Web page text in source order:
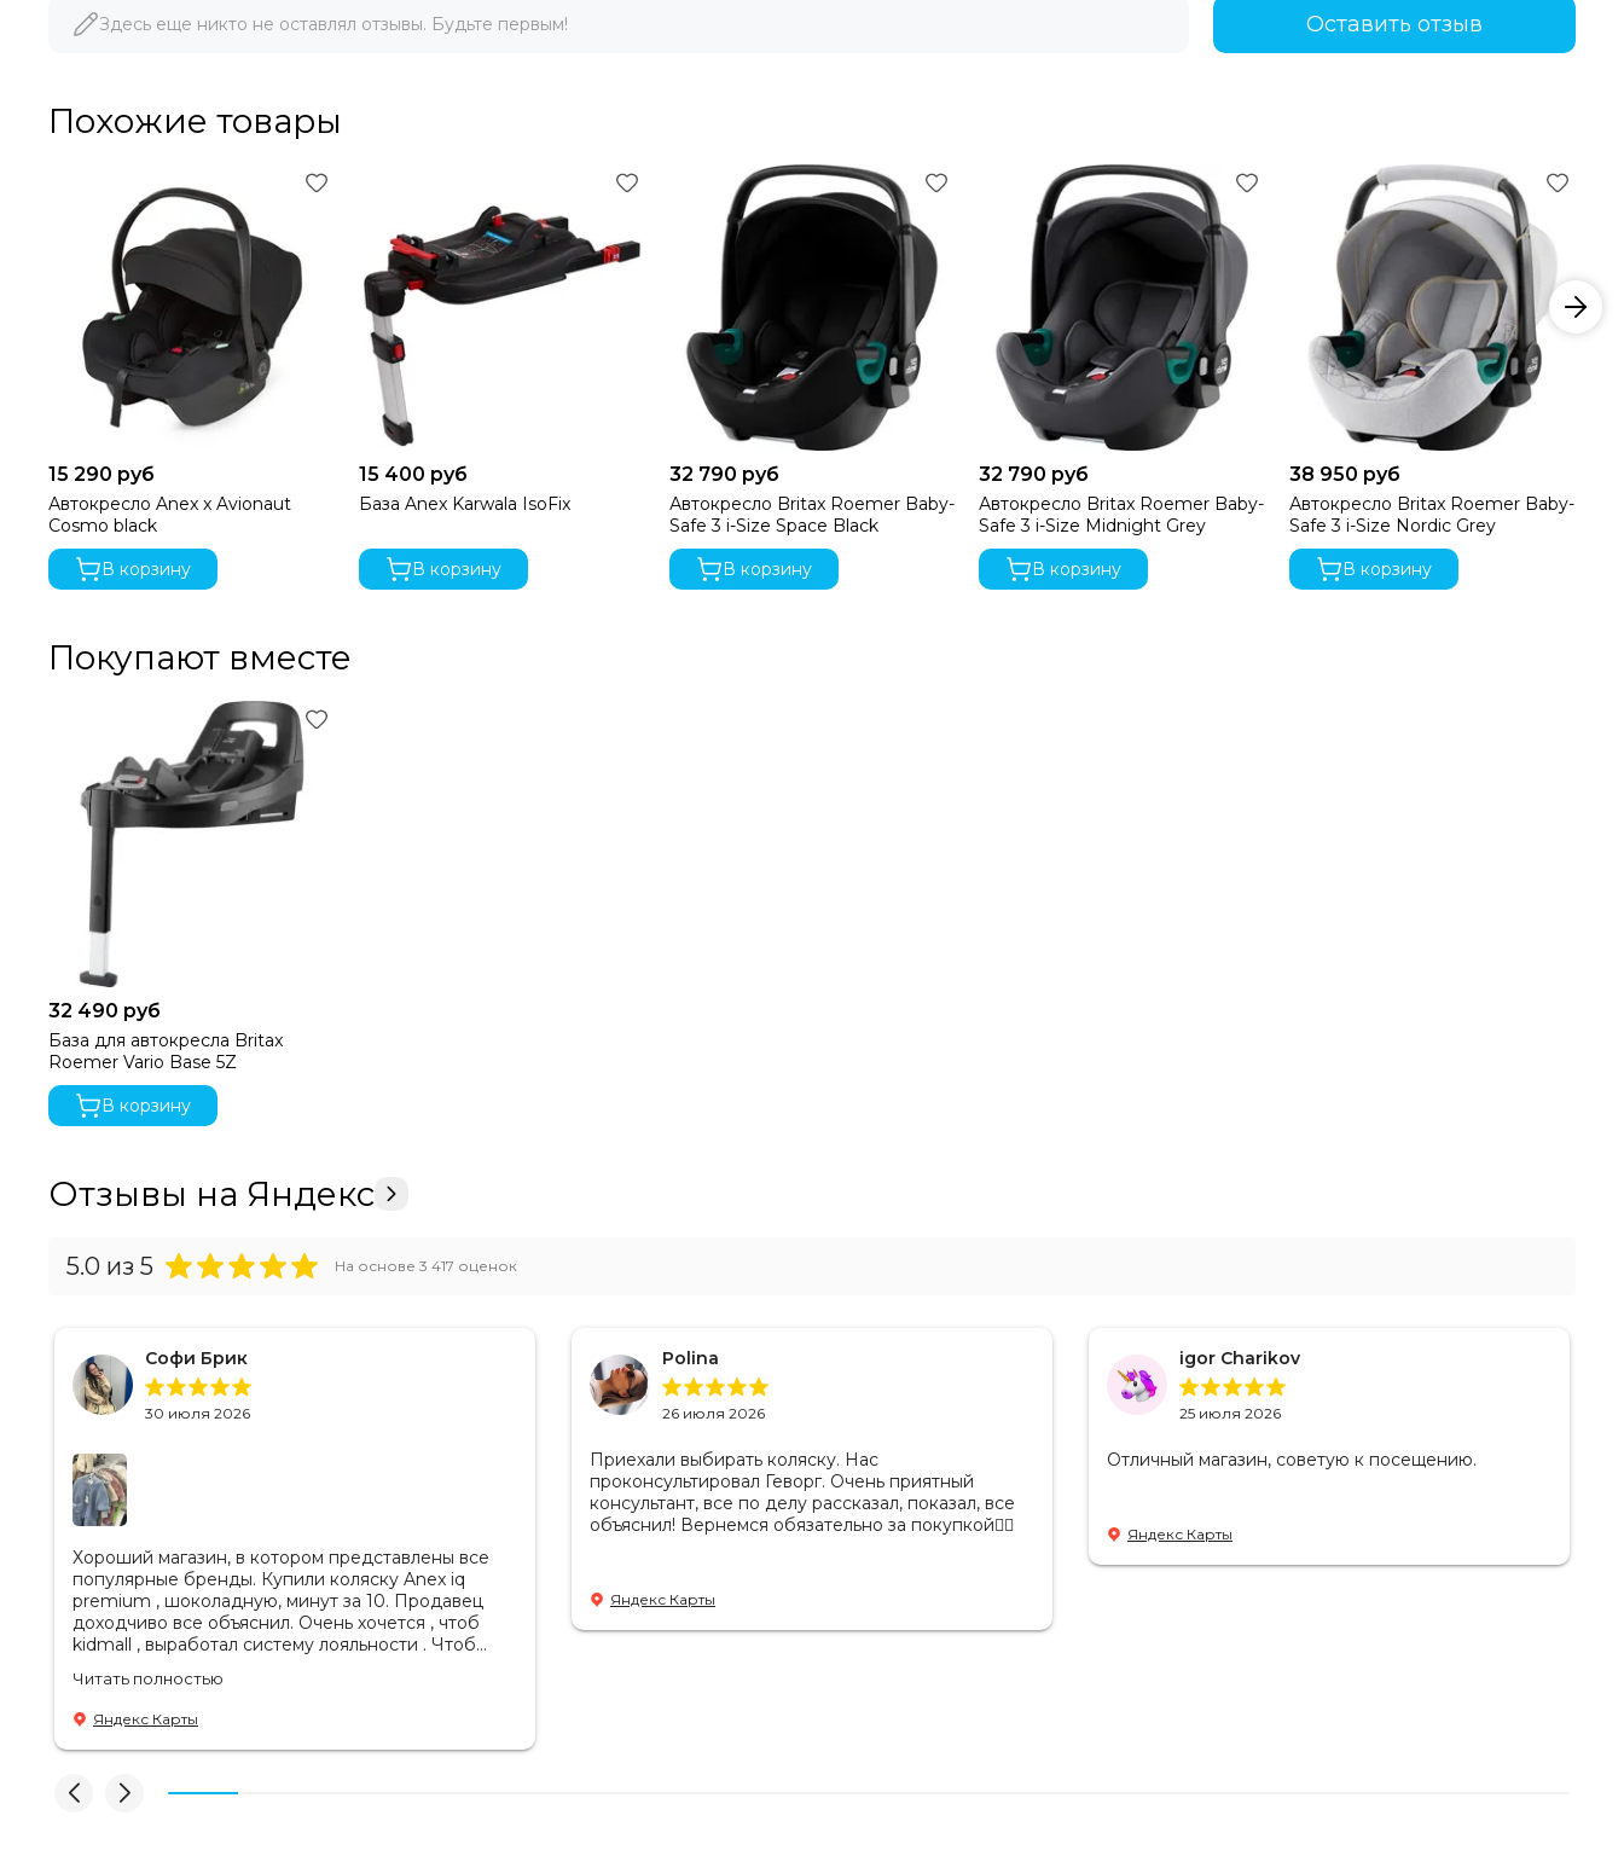
Здесь еще никто не оставлял отзывы. Будьте первым! Оставить отзыв
Похожие товары
15 290 руб
Автокресло Anex x Avionaut
Cosmo black
В корзину
15 400 руб
База Anex Karwala IsoFix
В корзину
32 790 руб
Автокресло Britax Roemer Baby-
Safe 3 i-Size Space Black
В корзину
32 790 руб
Автокресло Britax Roemer Baby-
Safe 3 i-Size Midnight Grey
В корзину
38 950 руб
Автокресло Britax Roemer Baby-
Safe 3 i-Size Nordic Grey
В корзину
Покупают вместе
32 490 руб
База для автокресла Britax
Roemer Vario Base 5Z
В корзину
Отзывы на Яндекс
5.0 из 5 На основе 3 417 оценок
Софи Брик
30 июля 2026
Хороший магазин, в котором представлены все
популярные бренды. Купили коляску Anex iq
premium , шоколадную, минут за 10. Продавец
доходчиво все объяснил. Очень хочется , чтоб
kidmall , выработал систему лояльности . Чтоб
Читать полностью
Яндекс Карты
Polina
26 июля 2026
Приехали выбирать коляску. Нас
проконсультировал Геворг. Очень приятный
консультант, все по делу рассказал, показал, все
объяснил! Вернемся обязательно за покупкой👌🏻
Яндекс Карты
igor Charikov
25 июля 2026
Отличный магазин, советую к посещению.
Яндекс Карты